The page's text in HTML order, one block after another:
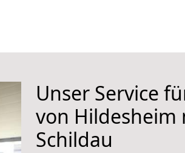
Unser Service
von Hildesheim
Schildau